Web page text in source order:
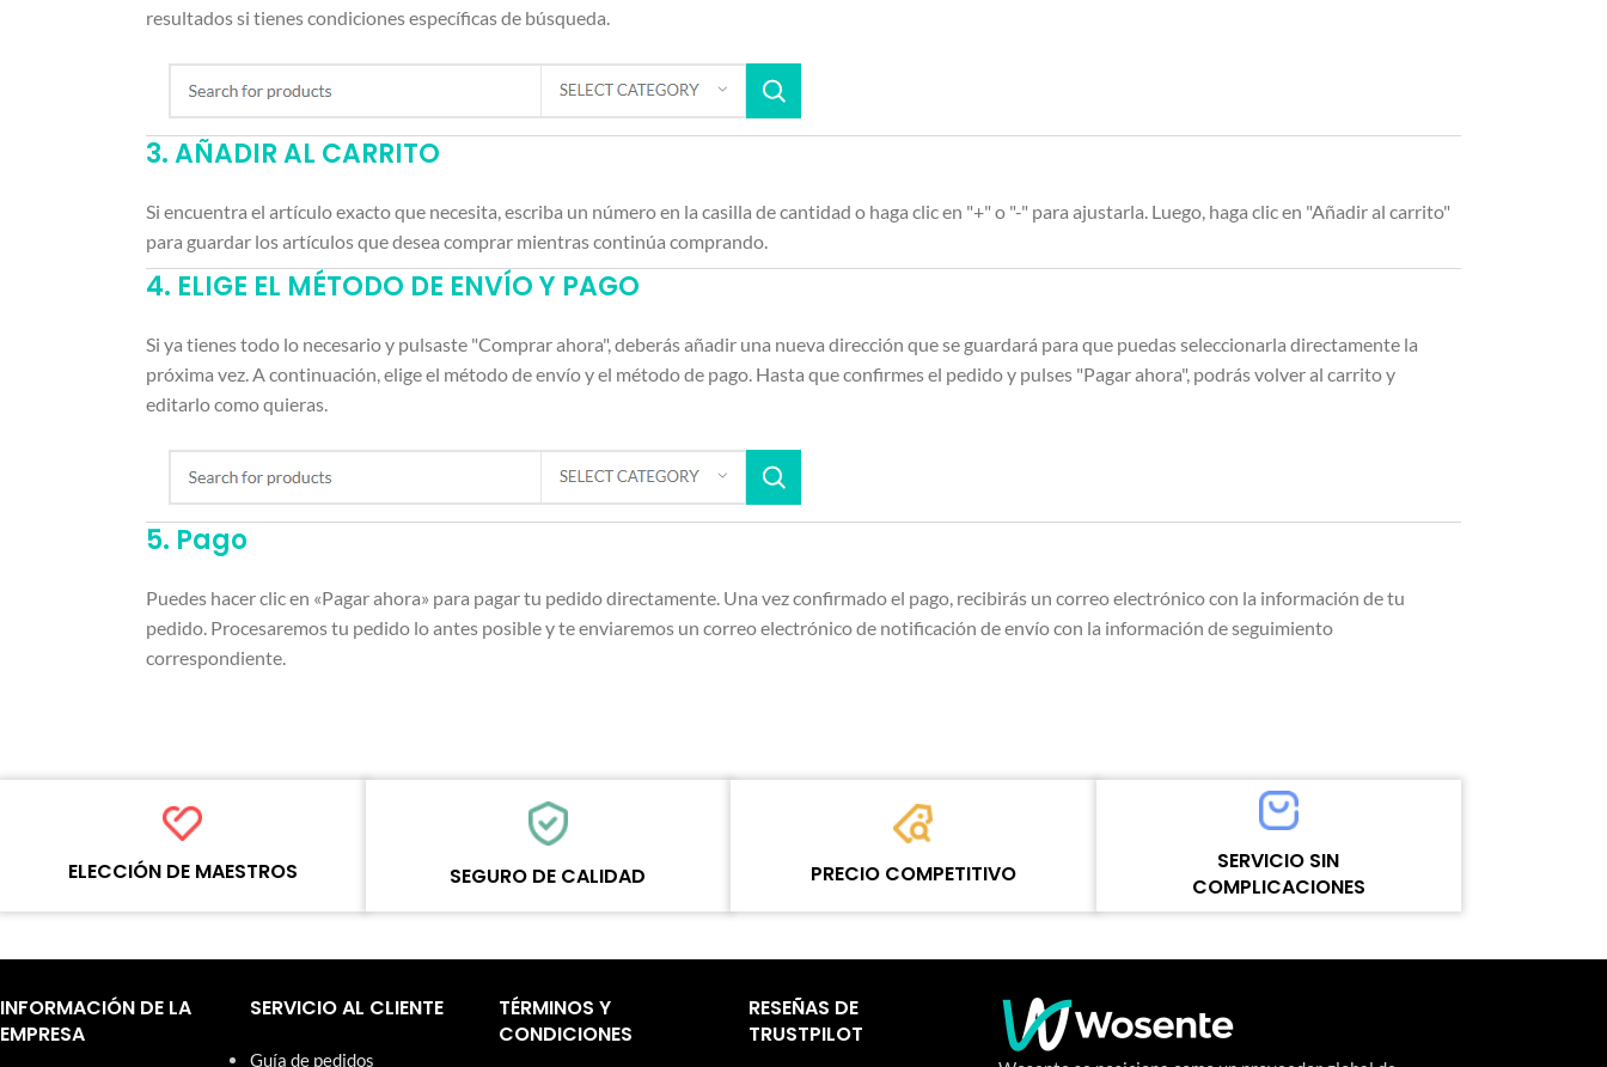
resultados si tienes condiciones específicas de búsqueda.
3. AÑADIR AL CARRITO
Si encuentra el artículo exacto que necesita, escriba un número en la casilla de cantidad o haga clic en "+" o "-" para ajustarla. Luego, haga clic en "Añadir al carrito"
para guardar los artículos que desea comprar mientras continúa comprando.
4. ELIGE EL MÉTODO DE ENVÍO Y PAGO
Si ya tienes todo lo necesario y pulsaste "Comprar ahora", deberás añadir una nueva dirección que se guardará para que puedas seleccionarla directamente la
próxima vez. A continuación, elige el método de envío y el método de pago. Hasta que confirmes el pedido y pulses "Pagar ahora", podrás volver al carrito y
editarlo como quieras.
5. Pago
Puedes hacer clic en «Pagar ahora» para pagar tu pedido directamente. Una vez confirmado el pago, recibirás un correo electrónico con la información de tu
pedido. Procesaremos tu pedido lo antes posible y te enviaremos un correo electrónico de notificación de envío con la información de seguimiento
correspondiente.
ELECCIÓN DE MAESTROS
las necesidades comerciales diarias de
reparación.
SEGURO DE CALIDAD
artículos de nuestro sitio web disfrutan de
una garantía de un año.
PRECIO COMPETITIVO
comerciales de reparación que cada
centavo gastado vale la pena.
SERVICIO SIN
COMPLICACIONES
INFORMACIÓN DE LA
EMPRESA
SERVICIO AL CLIENTE
Guía de pedidos
TÉRMINOS Y
CONDICIONES
RESEÑAS DE
TRUSTPILOT